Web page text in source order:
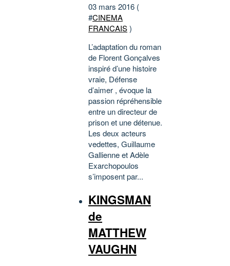
03 mars 2016 (
#CINEMA
FRANCAIS)
L’adaptation du roman
de Florent Gonçalves
inspiré d’une histoire
vraie, Défense
d’aimer , évoque la
passion répréhensible
entre un directeur de
prison et une détenue.
Les deux acteurs
vedettes, Guillaume
Gallienne et Adèle
Exarchopoulos
s’imposent par...
KINGSMAN
de
MATTHEW
VAUGHN